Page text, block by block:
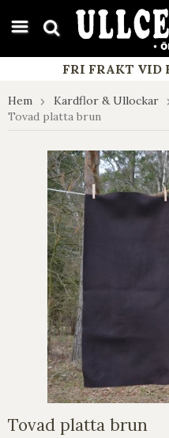
google-site-verification:
FRI FRAKT VID
Hem Kardflor & Ullockar
Tovad platta brun
Tovad platta brun